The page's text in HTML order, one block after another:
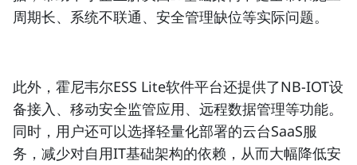
周期长、系统不联通、安全管理缺位等实际问题。
此外，霍尼韦尔ESS Lite软件平台还提供了NB-IOT设
备接入、移动安全监管应用、远程数据管理等功能。
同时，用户还可以选择轻量化部署的云台SaaS服
务，减少对自用IT基础架构的依赖，从而大幅降低安